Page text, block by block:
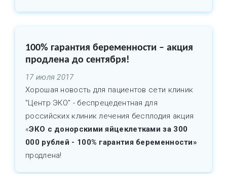
100% гарантия беременности – акция
продлена до сентября!
17 июля 2017
Хорошая новость для пациентов сети клиник
"Центр ЭКО" - беспрецедентная для
российских клиник лечения бесплодия акция
«ЭКО с донорскими яйцеклетками за 300
000 рублей - 100% гарантия беременности»
продлена!